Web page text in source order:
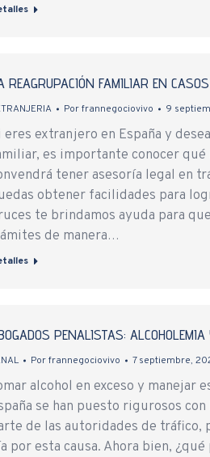
REAGRUPACIÓN FAMILIAR EN
Porfrannegociovivo 9
eres extranjero en España y
es importante conocer
tener asesoría legal en
obtener facilidades para
te brindamos ayuda para
de manera…
PENALISTAS: ALCOHOLEMIA
Porfrannegociovivo 7 septiembre,
alcohol en exceso y manejar
se han puesto rigurosos
de las autoridades de tráfico,
por esta causa. Ahora bien,